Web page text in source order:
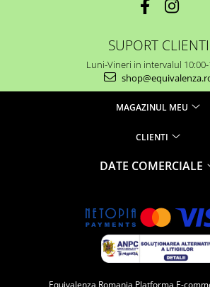
SUPORT CLIENTI
Luni-Vineri in intervalul
MAGAZINUL MEU
CLIENTI
DATE COMERCIALE
Equivalenza Romania Platforma E-